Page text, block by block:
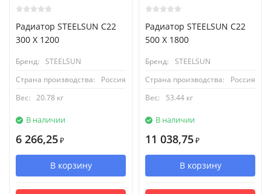
Радиатор STEELSUN С22
300 X 1200
Бренд:
STEELSUN
Страна производства:
Россия
Вес:
20.78 кг
В наличии
6 266,25 ₽
В корзину
Радиатор STEELSUN С22
500 X 1800
Бренд:
STEELSUN
Страна производства:
Россия
Вес:
53.44 кг
В наличии
11 038,75 ₽
В корзину